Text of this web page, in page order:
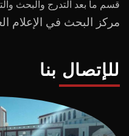
قسم ما بعد التدرج و البحث
مركز البحث في الإعلام
للإتصال بنا